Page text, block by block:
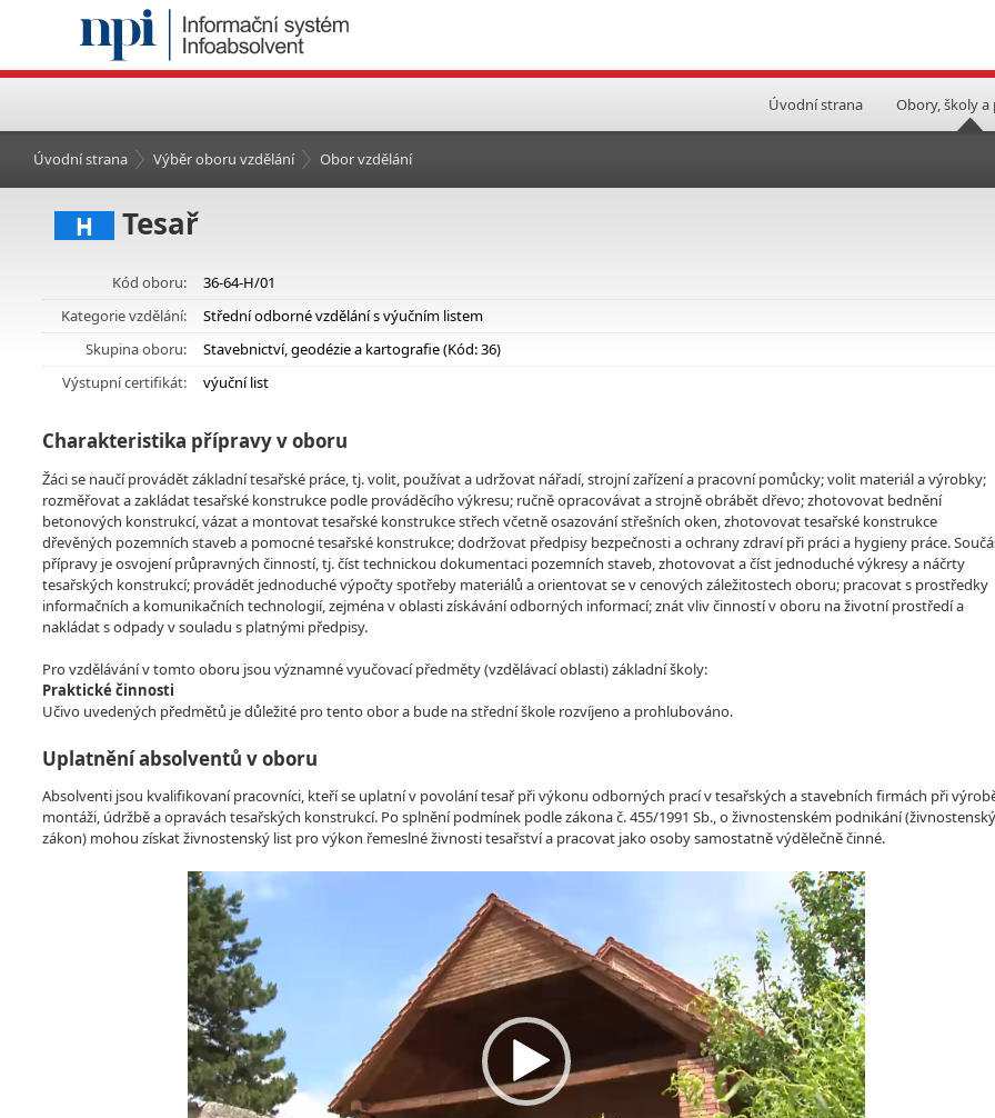
Úvodní strana Obory, školy a
Úvodní strana Výběr oboru vzdělání Obor vzdělání
H Tesař
Kód oboru:
36-64-H/01
Kategorie vzdělání:
Střední odborné vzdělání s výučním listem
Skupina oboru:
Stavebnictví, geodézie a kartografie (Kód: 36)
Výstupní certifikát:
výuční list
Charakteristika přípravy v oboru
Žáci se naučí provádět základní tesařské práce, tj. volit, používat a udržovat nářadí, strojní zařízení a pracovní pomůcky; volit materiál a výrobky;
rozměřovat a zakládat tesařské konstrukce podle prováděcího výkresu; ručně opracovávat a strojně obrábět dřevo; zhotovovat bednění
betonových konstrukcí, vázat a montovat tesařské konstrukce střech včetně osazování střešních oken, zhotovovat tesařské konstrukce
dřevěných pozemních staveb a pomocné tesařské konstrukce; dodržovat předpisy bezpečnosti a ochrany zdraví při práci a hygieny práce.
přípravy je osvojení průpravných činností, tj. číst technickou dokumentaci pozemních staveb, zhotovovat a číst jednoduché výkresy a náčrty
tesařských konstrukcí; provádět jednoduché výpočty spotřeby materiálů a orientovat se v cenových záležitostech oboru; pracovat s prostředky
informačních a komunikačních technologií, zejména v oblasti získávání odborných informací; znát vliv činností v oboru na životní prostředí a
nakládat s odpady v souladu s platnými předpisy.
Pro vzdělávání v tomto oboru jsou významné vyučovací předměty (vzdělávací oblasti) základní školy:
Praktické činnosti
Učivo uvedených předmětů je důležité pro tento obor a bude na střední škole rozvíjeno a prohlubováno.
Uplatnění absolventů v oboru
Absolventi jsou kvalifikovaní pracovníci, kteří se uplatní v povolání tesař při výkonu odborných prací v tesařských a stavebních firmách při
montáži, údržbě a opravách tesařských konstrukcí. Po splnění podmínek podle zákona č. 455/1991 Sb., o živnostenském podnikání (živnostenský
zákon) mohou získat živnostenský list pro výkon řemeslné živnosti tesařství a pracovat jako osoby samostatně výdělečně činné.
Video
Player